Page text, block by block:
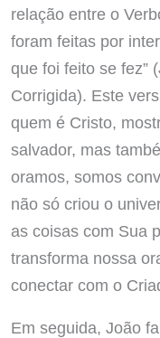
relação entre o
foram feitas por
que foi feito se fez”
Corrigida). Este
quem é Cristo,
salvador, mas
oramos, somos
não só criou o
as coisas com Sua
transforma nossa
conectar com o
Em seguida, João